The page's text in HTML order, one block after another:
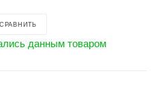
СРАВНИТЬ
данным товаром